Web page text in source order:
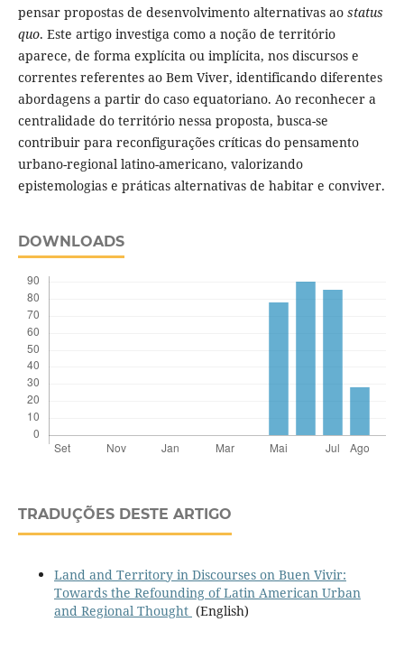
pensar propostas de desenvolvimento alternativas ao status
quo. Este artigo investiga como a noção de território
aparece, de forma explícita ou implícita, nos discursos e
correntes referentes ao Bem Viver, identificando diferentes
abordagens a partir do caso equatoriano. Ao reconhecer a
centralidade do território nessa proposta, busca-se
contribuir para reconfigurações críticas do pensamento
urbano-regional latino-americano, valorizando
epistemologias e práticas alternativas de habitar e conviver.
DOWNLOADS
TRADUÇÕES DESTE ARTIGO
Land and Territory in Discourses on Buen Vivir:
Towards the Refounding of Latin American Urban
and Regional Thought (English)